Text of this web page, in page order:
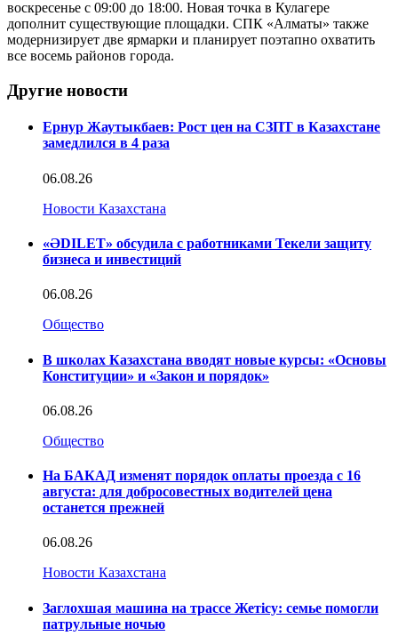
воскресенье с 09:00 до 18:00. Новая точка в Кулагере
дополнит существующие площадки. СПК «Алматы» также
модернизирует две ярмарки и планирует поэтапно охватить
все восемь районов города.
Другие новости
Ернур Жаутыкбаев: Рост цен на СЗПТ в Казахстане
замедлился в 4 раза
06.08.26
Новости Казахстана
«ӘDILET» обсудила с работниками Текели защиту
бизнеса и инвестиций
06.08.26
Общество
В школах Казахстана вводят новые курсы: «Основы
Конституции» и «Закон и порядок»
06.08.26
Общество
На БАКАД изменят порядок оплаты проезда с 16
августа: для добросовестных водителей цена
останется прежней
06.08.26
Новости Казахстана
Заглохшая машина на трассе Жетісу: семье помогли
патрульные ночью